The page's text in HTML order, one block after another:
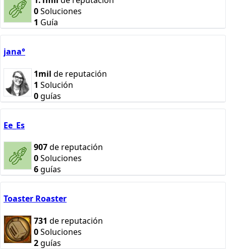
0Soluciones
1 Guía
jana°
1mil de reputación
1 Solución
0guías
Ee_Es
907de reputación
0Soluciones
6guías
Toaster Roaster
731 de reputación
0Soluciones
2guías